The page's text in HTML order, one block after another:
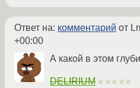
Ответ на: комментарий от
+00:00
А какой в этом
DELIRIUM ☆☆☆☆☆